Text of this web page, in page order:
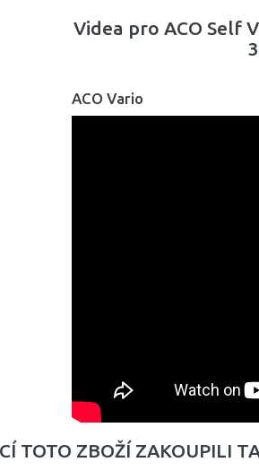
Videa pro ACO Self
ACO Vario
TOTO ZBOŽÍ ZAKOUPILI